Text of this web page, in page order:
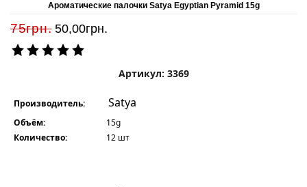
Ароматические палочки Satya Egyptian Pyramid 15g
75грн. 50,00грн.
Артикул: 3369
Производитель: Satya
Объём:
15g
Количество:
12 шт